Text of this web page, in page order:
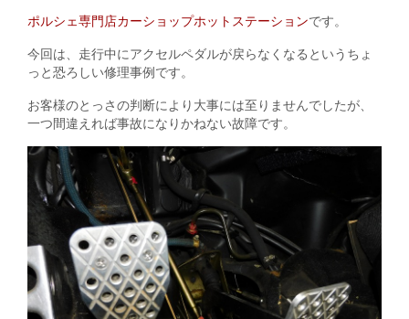
ポルシェ専門店カーショップホットステーションです。
今回は、走行中にアクセルペダルが戻らなくなるというちょ
っと恐ろしい修理事例です。
お客様のとっさの判断により大事には至りませんでしたが、
一つ間違えれば事故になりかねない故障です。